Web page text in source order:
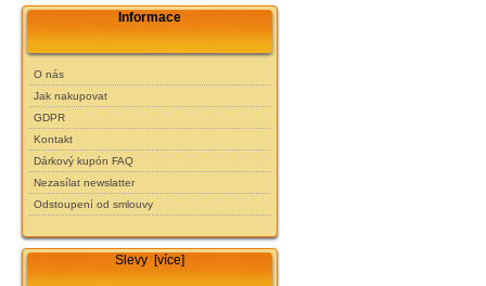
Informace
O nás
Jak nakupovat
GDPR
Kontakt
Dárkový kupón FAQ
Nezasílat newslatter
Odstoupení od smlouvy
Slevy [více]